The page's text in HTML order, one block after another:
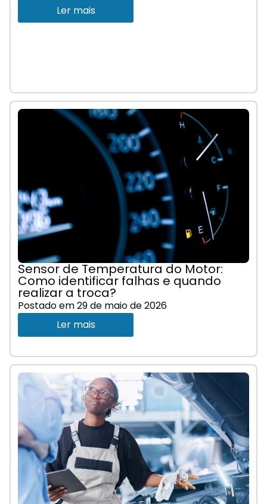
Ler mais
Sensor de Temperatura do Motor:
Como identificar falhas e quando
realizar a troca?
Postado em29 de maio de 2026
Ler mais